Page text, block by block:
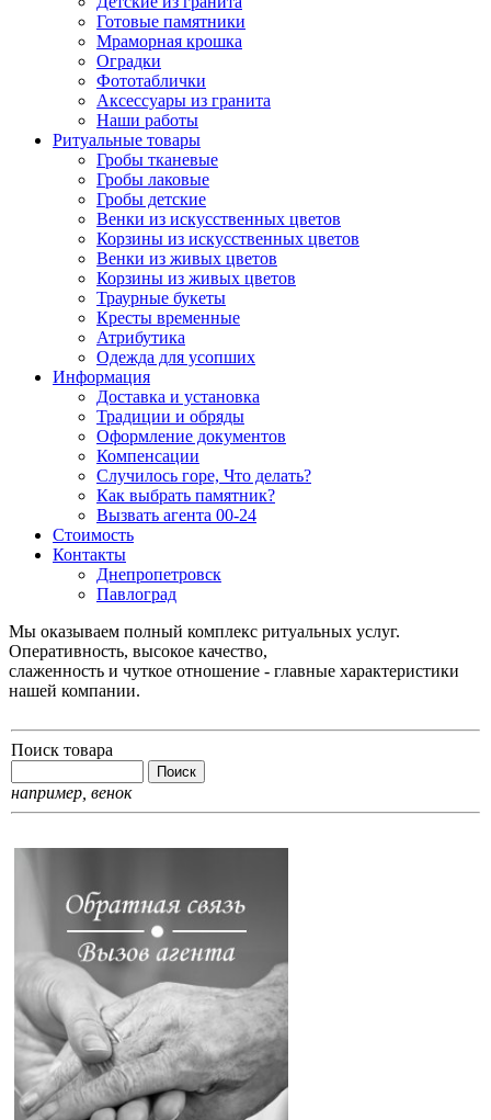
Готовые памятники
Мраморная крошка
Оградки
Фототаблички
Аксессуары из гранита
Наши работы
Ритуальные товары
Гробы тканевые
Гробы лаковые
Гробы детские
Венки из искусственных цветов
Корзины из искусственных цветов
Венки из живых цветов
Корзины из живых цветов
Траурные букеты
Кресты временные
Атрибутика
Одежда для усопших
Информация
Доставка и установка
Традиции и обряды
Оформление документов
Компенсации
Случилось горе, Что делать?
Как выбрать памятник?
Вызвать агента 00-24
Стоимость
Контакты
Днепропетровск
Павлоград
Мы оказываем полный комплекс ритуальных услуг.
Оперативность, высокое качество,
слаженность и чуткое отношение - главные характеристики
нашей компании.
Поиск товара
например, венок